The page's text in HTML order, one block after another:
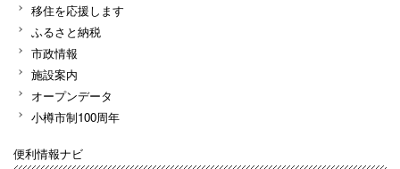
移住を応援します
ふるさと納税
市政情報
施設案内
オープンデータ
小樽市制100周年
便利情報ナビ